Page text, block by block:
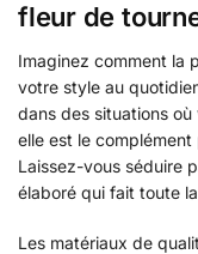
fleur de
Imaginez comment la
votre style au
dans des situations
elle est le
Laissez-vous séduire
élaboré qui fait toute
Les matériaux de